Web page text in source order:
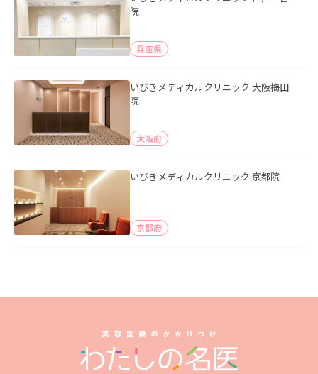
院
兵庫県
いびきメディカルクリニック 大阪梅田
院
大阪府
いびきメディカルクリニック 京都院
京都府